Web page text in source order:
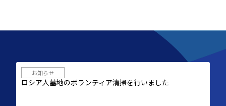
お知らせ
ロシア人墓地のボランティア清掃を行いました